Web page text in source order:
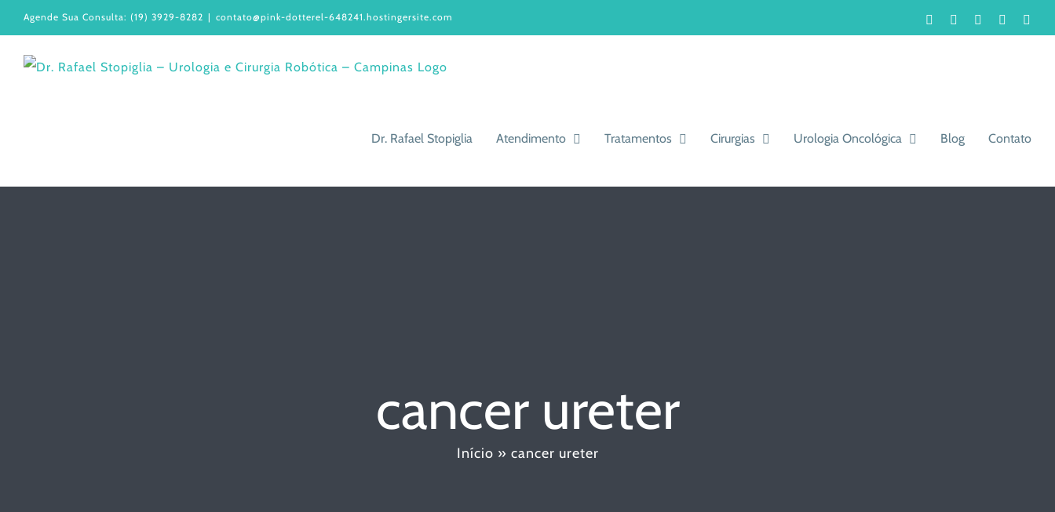
para
Agende Sua Consulta: (19) 3929-8282 | contato@pink-dotterel-648241.hostingersite.com FacebookInstagramLinkedIn
Dr. Rafael Stopiglia Atendimento Tratamentos Cirurgias Urologia Oncológica Blog Contato
cancer ureter
Início » cancer ureter